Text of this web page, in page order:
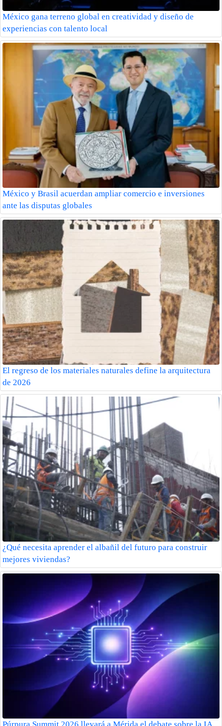
México gana terreno global en creatividad y diseño de
experiencias con talento local
México y Brasil acuerdan ampliar comercio e inversiones
ante las disputas globales
El regreso de los materiales naturales define la arquitectura
de 2026
¿Qué necesita aprender el albañil del futuro para construir
mejores viviendas?